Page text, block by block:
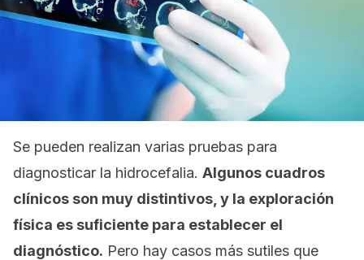
Se pueden realizan varias pruebas para
diagnosticar la hidrocefalia. Algunos cuadros
clínicos son muy distintivos, y la exploración
física es suficiente para establecer el
diagnóstico. Pero hay casos más sutiles que